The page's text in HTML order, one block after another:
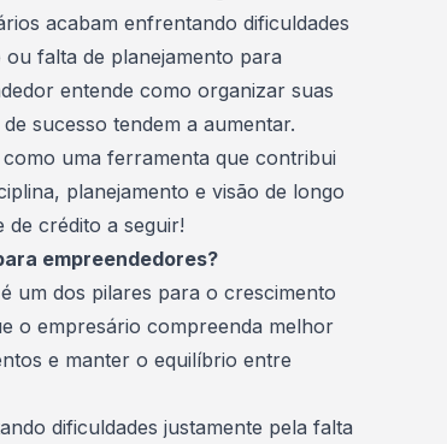
acabam enfrentando dificuldades
falta de planejamento para
entende como organizar suas
sucesso tendem a aumentar.
como uma ferramenta que contribui
planejamento e visão de longo
de crédito a seguir!
empreendedores?
um dos pilares para o crescimento
o empresário compreenda melhor
e manter o equilíbrio entre
dificuldades justamente pela falta